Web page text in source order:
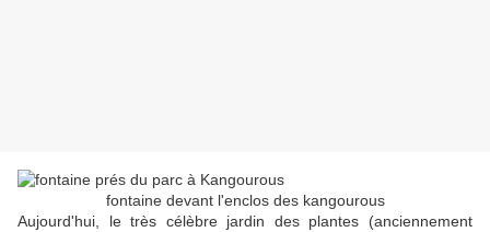
fontaine devant l'enclos des kangourous
Aujourd'hui, le très célèbre jardin des plantes (anciennement